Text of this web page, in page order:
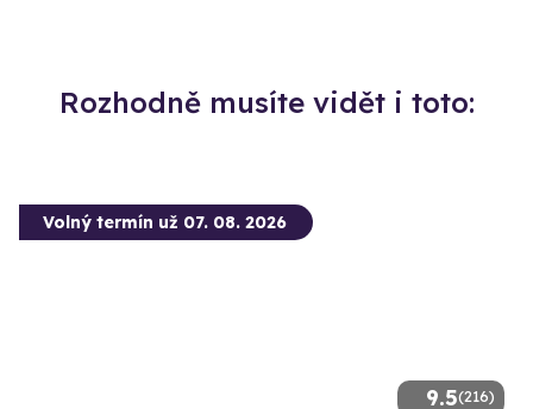
Rozhodně musíte vidět i toto:
9.5(216)
Volný termín už 07. 08. 2026